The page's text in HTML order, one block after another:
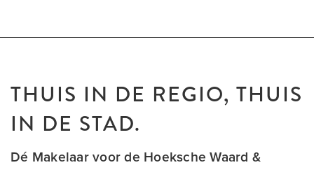
THUIS IN DE REGIO, THUIS
IN DE STAD.
Dé Makelaar voor de Hoeksche Waard &